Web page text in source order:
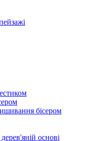
бісером
основі